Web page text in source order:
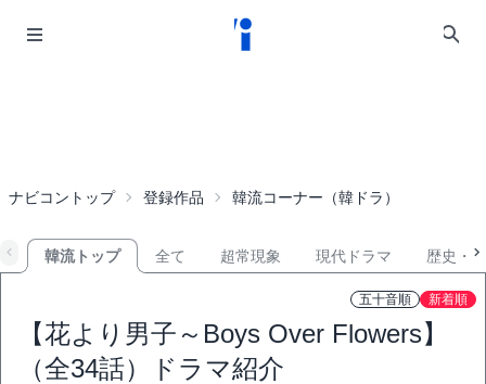
ナビコントップ 登録作品 韓流コーナー（韓ドラ）
韓流トップ 全て 超常現象 現代ドラマ 歴史・
五十音順 新着順
【花より男子～Boys Over Flowers】
（全34話）ドラマ紹介